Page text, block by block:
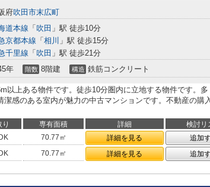
府吹田市末広町
道本線 「 吹田 」駅 徒歩10分
京都本線 「 相川 」駅 徒歩15分
千里線 「 吹田 」駅 徒歩21分
年 階数 8階建 構造 鉄筋コンクリート
以上ある物件です。徒歩10分圏内に立地する物件です。多
潔感のある室内が魅力の中古マンションです。不動産の購
り 専有面積 詳細
検討リ
70.77㎡ 詳細を見る
追加
70.77㎡ 詳細を見る 追加